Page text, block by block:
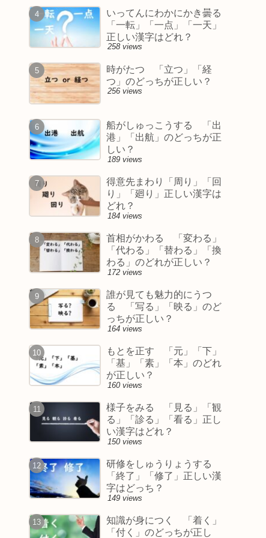
いってんにわかにかき曇る
「一転」「一点」「一天」
正しい漢字はどれ？
258 views
時がたつ 「立つ」「経
つ」のどっちが正しい？
256 views
船がしゅっこうする 「出
港」「出航」のどっちが正
しい？
189 views
得意先まわり「周り」「回
り」「廻り」正しい漢字は
どれ？
184 views
首相がかわる 「変わる」
「代わる」「替わる」「換
わる」のどれが正しい？
172 views
誰が見ても魅力的にうつ
る 「写る」「映る」のど
っちが正しい？
164 views
もとを正す 「元」「下」
「基」「素」「本」のどれ
が正しい？
160 views
様子をみる 「見る」「観
る」「診る」「看る」正し
い漢字はどれ？
150 views
研修をしゅうりょうする
「終了」「修了」正しい漢
字はどっち？
149 views
知識が身につく 「着く」
「付く」のどっちが正し